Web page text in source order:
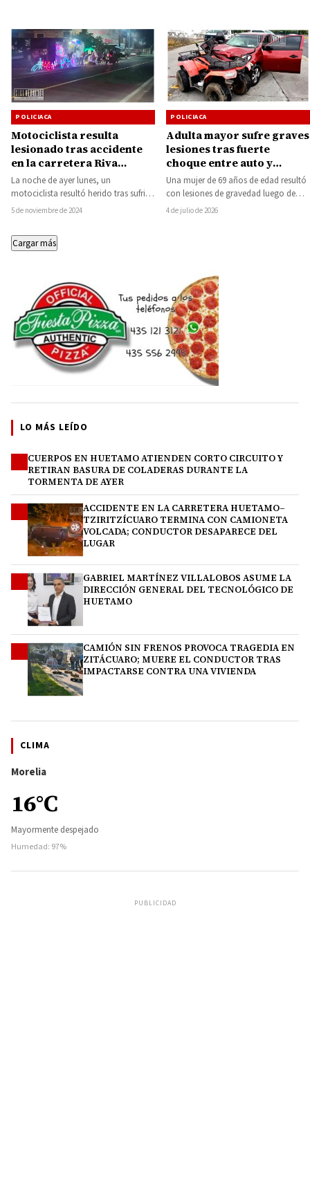
POLICIACA
Motociclista resulta
lesionado tras accidente
en la carretera Riva
Palacio-Cutzamala, cerca
del Rodeo San Miguel
La noche de ayer lunes, un
motociclista resultó herido tras sufrir
una aparatosa caída mientras
5 de noviembre de 2024
POLICIACA
Adulta mayor sufre graves
lesiones tras fuerte
choque entre auto y
cuatrimoto en Apatzingán
Una mujer de 69 años de edad resultó
con lesiones de gravedad luego de
verse involucrada en un…
4 de julio de 2026
Cargar más
LO MÁS LEÍDO
CUERPOS EN HUETAMO ATIENDEN CORTO CIRCUITO Y
RETIRAN BASURA DE COLADERAS DURANTE LA
TORMENTA DE AYER
ACCIDENTE EN LA CARRETERA HUETAMO–
TZIRITZÍCUARO TERMINA CON CAMIONETA
VOLCADA; CONDUCTOR DESAPARECE DEL
LUGAR
GABRIEL MARTÍNEZ VILLALOBOS ASUME LA
DIRECCIÓN GENERAL DEL TECNOLÓGICO DE
HUETAMO
CAMIÓN SIN FRENOS PROVOCA TRAGEDIA EN
ZITÁCUARO; MUERE EL CONDUCTOR TRAS
IMPACTARSE CONTRA UNA VIVIENDA
CLIMA
Morelia
16°C
Mayormente despejado
Humedad: 97%
PUBLICIDAD